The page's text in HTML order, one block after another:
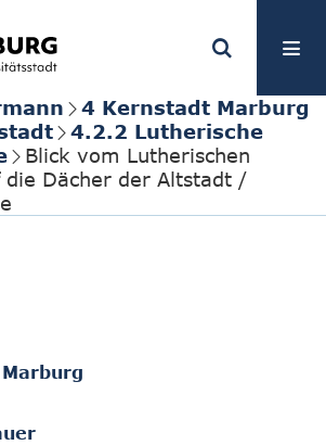
4 Kernstadt Marburg
4.2.2 Lutherische
Blick vom Lutherischen
die Dächer der Altstadt /